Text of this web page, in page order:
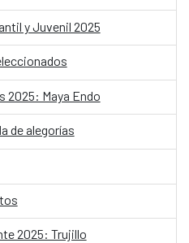
y Juvenil 2025
2025: Maya Endo
de alegorías
2025: Trujillo